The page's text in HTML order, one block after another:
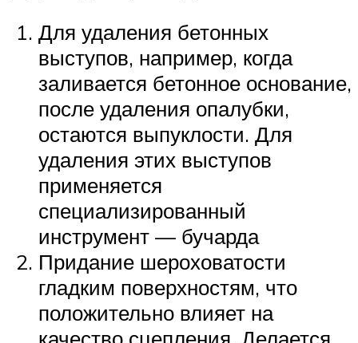
Для удаления бетонных
выступов, например, когда
заливается бетонное основание,
после удаления опалубки,
остаются выпуклости. Для
удаления этих выступов
применяется
специализированный
инструмент — бучарда
Придание шероховатости
гладким поверхностям, что
положительно влияет на